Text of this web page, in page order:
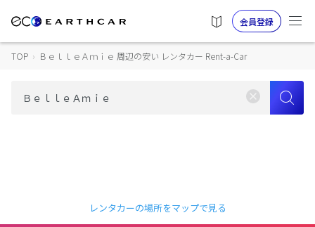
会員登録
TOP › ＢｅｌｌｅＡｍｉｅ 周辺の安い レンタカー Rent-a-Car
レンタカーの場所をマップで見る